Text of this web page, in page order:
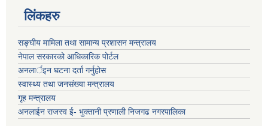
लिंकहरु
सङ्‍घीय मामिला तथा सामान्य प्रशासन मन्त्रालय
नेपाल सरकारको आधिकारिक पोर्टल
अनलार्इन घटना दर्ता गर्नुहोस
स्वास्थ्य तथा जनसंख्या मन्त्रालय
गृह मन्त्रालय
अनलाईन राजस्व ई- भुक्तानी प्रणाली निजगढ नगरपालिका